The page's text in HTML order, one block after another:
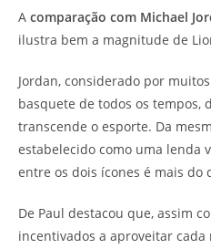
A comparação com Michael
ilustra bem a magnitude de
Jordan, considerado por
basquete de todos os tempos,
transcende o esporte. Da
estabelecido como uma lenda
entre os dois ícones é mais do
De Paul destacou que, assim
incentivados a aproveitar cada